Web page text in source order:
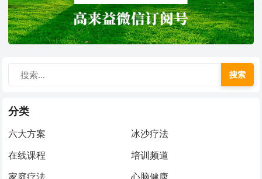
搜索
分类
六大方案
冰沙疗法
在线课程
培训频道